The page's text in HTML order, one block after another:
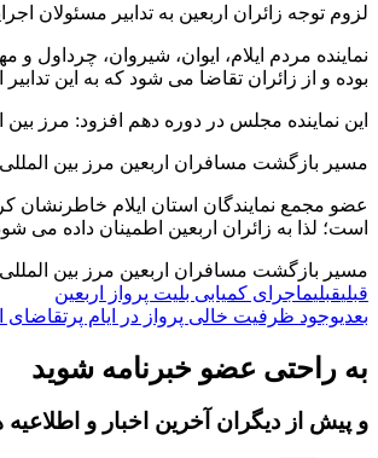
لزوم توجه زائران اربعین به تدابیر مسئولان
نماینده مردم ایلام، ایوان، شیروان، چرداول و
بوده و از زائران تقاضا می شود که به این
این نماینده مجلس در دوره دهم افزود: مرز
مسیر بازگشت مسافران اربعین مرز بین
عضو مجمع نمایندگان استان ایلام خاطرنشان
است؛ لذا به زائران اربعین اطمینان داده
مسیر بازگشت مسافران اربعین مرز بین
قبلیقبلیماجرای کمیابی بلیت پرواز اربعین
بعدیوجود ظرفیت‌ خالی پرواز در ایام پرتقاضای
به راحتی عضو خبرنامه شوید
و پیش از دیگران آخرین اخبار و